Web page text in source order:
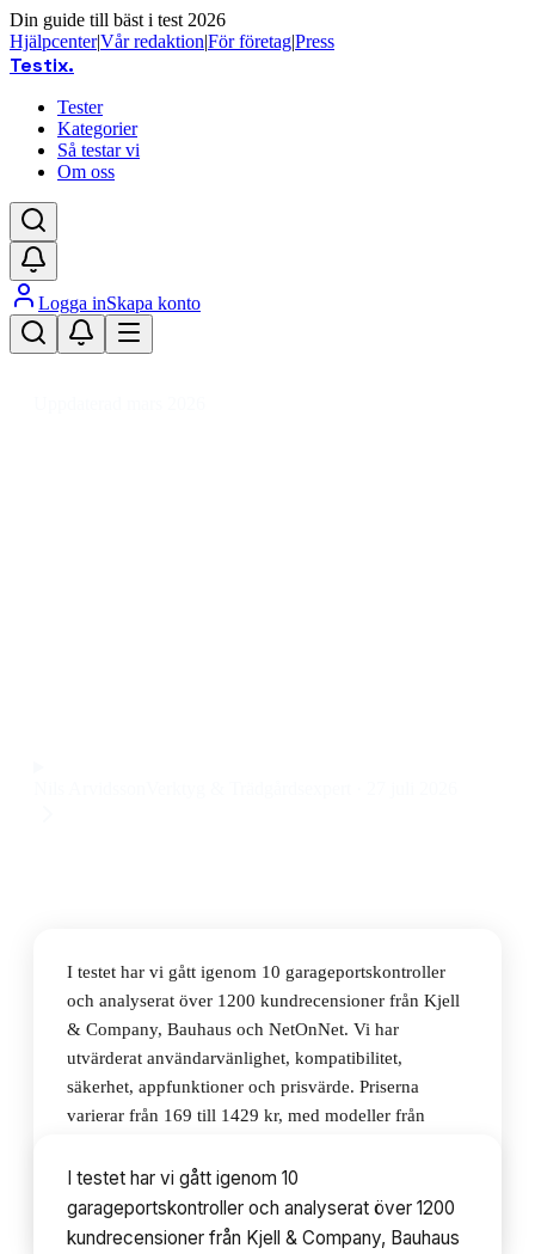
Din guide till bäst i test 2026
Hjälpcenter|Vår redaktion|För företag|Press
Testix.
Tester
Kategorier
Så testar vi
Om oss
Logga inSkapa konto
I testet har vi gått igenom 10 garageportskontroller
och analyserat över 1200 kundrecensioner från Kjell
& Company, Bauhaus och NetOnNet. Vi har
utvärderat användarvänlighet, kompatibilitet,
säkerhet, appfunktioner och prisvärde. Priserna
varierar från 169 till 1429 kr, med modeller från
Innehållsförteckning 10avsnitt
I testet har vi gått igenom 10
garageportskontroller och analyserat över 1200
kundrecensioner från Kjell & Company, Bauhaus